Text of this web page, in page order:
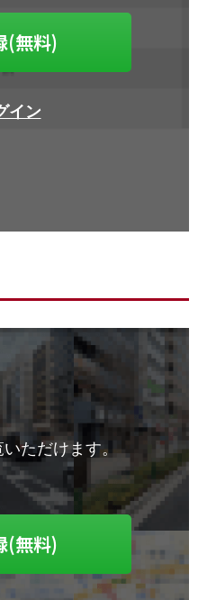
(無料)
イン
ただけます。
(無料)